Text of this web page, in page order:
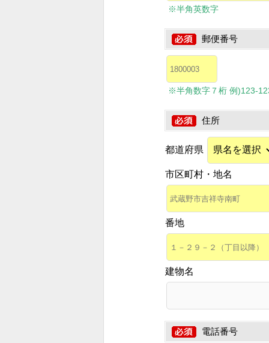
※半角英数字
郵便番号
※半角数字７桁 例)123-
住所
都道府県
市区町村・地名
番地
建物名
電話番号